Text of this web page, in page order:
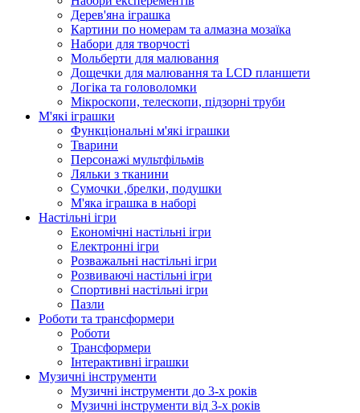
Дерев'яна іграшка
Картини по номерам та алмазна мозаїка
Набори для творчості
Мольберти для малювання
Дощечки для малювання та LCD планшети
Логіка та головоломки
Мікроскопи, телескопи, підзорні труби
М'які іграшки
Функціональні м'які іграшки
Тварини
Персонажі мультфільмів
Ляльки з тканини
Сумочки ,брелки, подушки
М'яка іграшка в наборі
Настільні ігри
Економічні настільні ігри
Електронні ігри
Розважальні настільні ігри
Розвиваючі настільні ігри
Спортивні настільні ігри
Пазли
Роботи та трансформери
Роботи
Трансформери
Інтерактивні іграшки
Музичні інструменти
Музичні інструменти до 3-х років
Музичні інструменти від 3-х років